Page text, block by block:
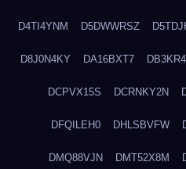
D4TI4YNM D5DWWRSZ
D8J0N4KY DA16BXT7
DCPVX15S DCRNKY2N
DFQILEH0 DHLSBVFW
DMQ88VJN DMT52X8M